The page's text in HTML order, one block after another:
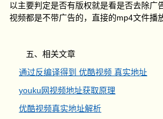
以主要判定是否有版权就是看是否去除广
视频都是不带广告的，直接的mp4文件播
五、相关文章
通过反编译得到 优酷视频 真实地址
youku网视频地址获取原理
优酷视频真实地址解析